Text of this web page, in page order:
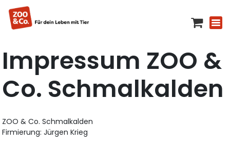
Impressum ZOO &
Co. Schmalkalden
ZOO & Co. Schmalkalden
Firmierung: Jürgen Krieg